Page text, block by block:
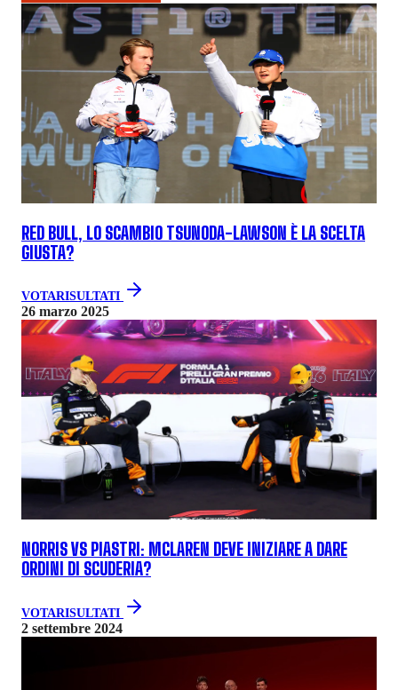
RED BULL, LO SCAMBIO TSUNODA-LAWSON È LA SCELTA
GIUSTA?
VOTARISULTATI
26 marzo 2025
NORRIS VS PIASTRI: MCLAREN DEVE INIZIARE A DARE
ORDINI DI SCUDERIA?
VOTARISULTATI
2 settembre 2024